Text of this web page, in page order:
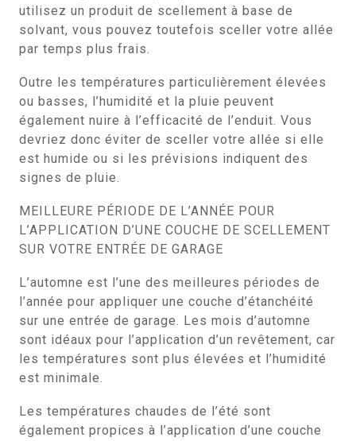
utilisez un produit de scellement à base de
solvant, vous pouvez toutefois sceller votre allée
par temps plus frais.
Outre les températures particulièrement élevées
ou basses, l’humidité et la pluie peuvent
également nuire à l’efficacité de l’enduit. Vous
devriez donc éviter de sceller votre allée si elle
est humide ou si les prévisions indiquent des
signes de pluie.
MEILLEURE PÉRIODE DE L’ANNÉE POUR
L’APPLICATION D’UNE COUCHE DE SCELLEMENT
SUR VOTRE ENTRÉE DE GARAGE
L’automne est l’une des meilleures périodes de
l’année pour appliquer une couche d’étanchéité
sur une entrée de garage. Les mois d’automne
sont idéaux pour l’application d’un revêtement, car
les températures sont plus élevées et l’humidité
est minimale.
Les températures chaudes de l’été sont
également propices à l’application d’une couche